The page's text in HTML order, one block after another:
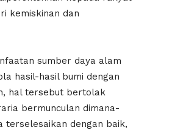
kemiskinan dan
sumber daya alam
hasil-hasil bumi dengan
hal tersebut bertolak
bermunculan dimana-
terselesaikan dengan baik,